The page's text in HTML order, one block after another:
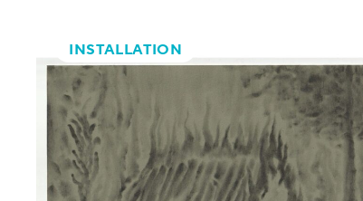
INSTALLATION